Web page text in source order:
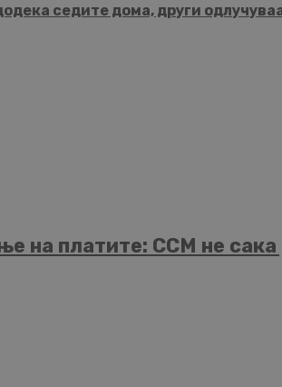
седите дома, други
на платите: ССМ не